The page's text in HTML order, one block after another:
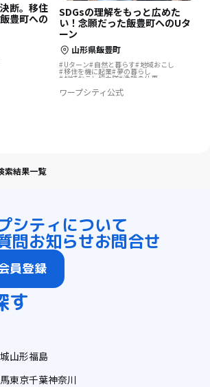
断。移住
豊町への
SDGsの理解をもっと広めた
い！念願だった飯豊町へのUタ
ーン
山形県飯豊町
Uターン 自然と暮らす 地域おこし
移住を機に起業 夢の暮らし
地域おこし協力隊 漁師の仕事
ワープシティ公式
索結果一覧
シティについて
問お知らせお問合せ
員登録
す
山形福島
東京千葉神奈川